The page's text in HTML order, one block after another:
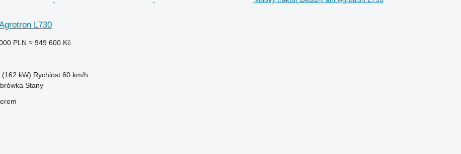
L730
PLN ≈ 949 600 Kč
(162 kW) Rychlost 60 km/h
Stany